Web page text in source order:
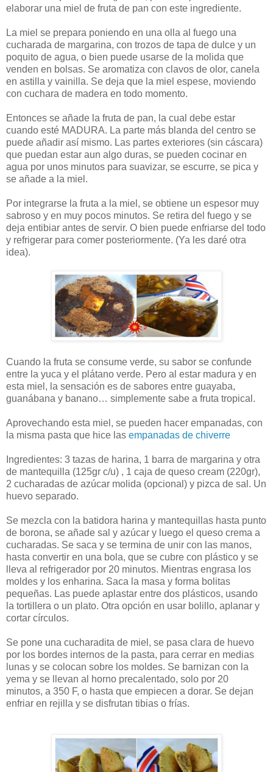
elaborar una miel de fruta de pan con este ingrediente.
La miel se prepara poniendo en una olla al fuego una
cucharada de margarina, con trozos de tapa de dulce y un
poquito de agua, o bien puede usarse de la molida que
venden en bolsas. Se aromatiza con clavos de olor, canela
en astilla y vainilla. Se deja que la miel espese, moviendo
con cuchara de madera en todo momento.
Entonces se añade la fruta de pan, la cual debe estar
cuando esté MADURA. La parte más blanda del centro se
puede añadir así mismo. Las partes exteriores (sin cáscara)
que puedan estar aun algo duras, se pueden cocinar en
agua por unos minutos para suavizar, se escurre, se pica y
se añade a la miel.
Por integrarse la fruta a la miel, se obtiene un espesor muy
sabroso y en muy pocos minutos. Se retira del fuego y se
deja entibiar antes de servir. O bien puede enfriarse del todo
y refrigerar para comer posteriormente. (Ya les daré otra
idea).
Cuando la fruta se consume verde, su sabor se confunde
entre la yuca y el plátano verde. Pero al estar madura y en
esta miel, la sensación es de sabores entre guayaba,
guanábana y banano… simplemente sabe a fruta tropical.
Aprovechando esta miel, se pueden hacer empanadas, con
la misma pasta que hice las empanadas de chiverre
Ingredientes: 3 tazas de harina, 1 barra de margarina y otra
de mantequilla (125gr c/u) , 1 caja de queso cream (220gr),
2 cucharadas de azúcar molida (opcional) y pizca de sal. Un
huevo separado.
Se mezcla con la batidora harina y mantequillas hasta punto
de borona, se añade sal y azúcar y luego el queso crema a
cucharadas. Se saca y se termina de unir con las manos,
hasta convertir en una bola, que se cubre con plástico y se
lleva al refrigerador por 20 minutos. Mientras engrasa los
moldes y los enharina. Saca la masa y forma bolitas
pequeñas. Las puede aplastar entre dos plásticos, usando
la tortillera o un plato. Otra opción en usar bolillo, aplanar y
cortar círculos.
Se pone una cucharadita de miel, se pasa clara de huevo
por los bordes internos de la pasta, para cerrar en medias
lunas y se colocan sobre los moldes. Se barnizan con la
yema y se llevan al horno precalentado, solo por 20
minutos, a 350 F, o hasta que empiecen a dorar. Se dejan
enfriar en rejilla y se disfrutan tibias o frías.